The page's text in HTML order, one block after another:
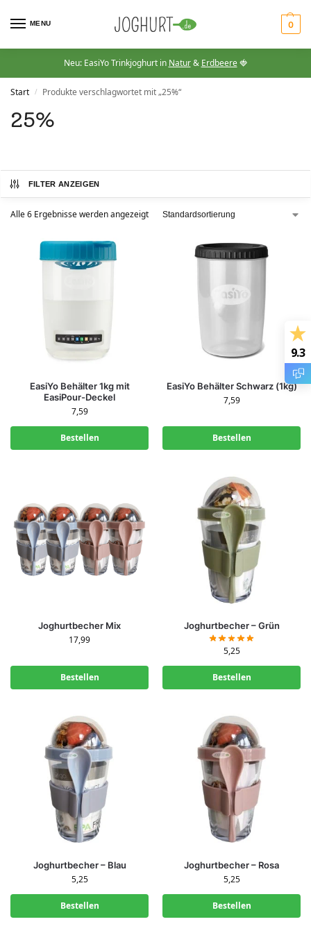
MENU 0
Neu: EasiYo Trinkjoghurt in Natur& Erdbeere🍓
Start / Produkte verschlagwortet mit „25%“
25%
FILTER ANZEIGEN
Alle 6 Ergebnisse werden angezeigt
EasiYo Behälter 1kg mit
EasiPour-Deckel
7,59
Bestellen
EasiYo Behälter Schwarz (1kg)
7,59
Bestellen
Joghurtbecher Mix
17,99
Bestellen
Joghurtbecher – Grün
5,25
Bestellen
Joghurtbecher – Blau
5,25
Bestellen
Joghurtbecher – Rosa
5,25
Bestellen
9.3